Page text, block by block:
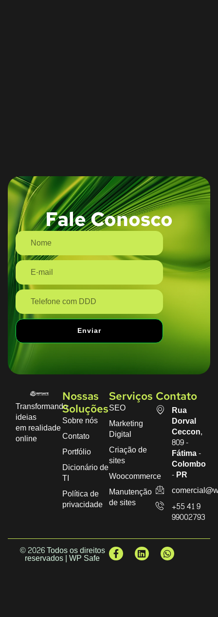
Fale Conosco
Enviar
Transformando
ideias
em realidade
online
Nossas
Soluções
Sobre nós
Contato
Portfólio
Dicionário de
TI
Política de
privacidade
Serviços
SEO
Marketing
Digital
Criação de
sites
Woocommerce
Manutenção
de sites
Contato
Rua
Dorval
Ceccon,
809 -
Fátima -
Colombo
- PR
+55 41 9
99002793
© 2026 Todos os direitos
reservados | WP Safe